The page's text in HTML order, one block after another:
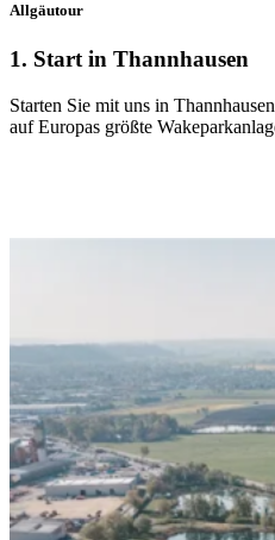
Allgäutour
1. Start in Thannhausen
Starten Sie mit uns in
auf Europas größte